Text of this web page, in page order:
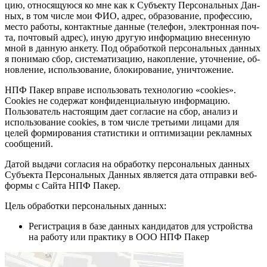
цию, от­но­ся­щу­ю­ся ко мне как к Субъ­ек­ту Пер­со­наль­ных Дан­
ных, в том чис­ле мои ФИО, ад­рес, об­ра­зо­ва­ние, про­фес­сию,
мес­то ра­бо­ты, кон­такт­ные дан­ные (те­ле­фон, элек­трон­ная поч­
та, поч­то­вый ад­рес), иную дру­гую ин­фор­ма­цию внесенную
мной в данную анкету. Под об­ра­бот­кой пер­со­наль­ных дан­ных
я по­ни­маю сбор, сис­те­ма­ти­за­цию, на­коп­ле­ние, уточ­не­ние, об­
нов­ле­ние, ис­поль­зо­ва­ние, бло­ки­ро­ва­ние, унич­то­же­ние.
НПФ Па­кер вправе использовать технологию «cookies».
Cookies не содержат конфиденциальную информацию.
Пользователь настоящим дает согласие на сбор, анализ и
использование cookies, в том числе третьими лицами для
целей формирования статистики и оптимизации рекламных
сообщений.
Да­той вы­да­чи со­гла­сия на об­ра­бот­ку пер­со­наль­ных дан­ных
Субъ­ек­та Пер­со­наль­ных Дан­ных яв­ля­ет­ся да­та от­прав­ки веб-
фор­мы с Сай­та НПФ Па­кер.
Цель обработки персональных данных:
Регистрация в базе данных кандидатов для устройства
на работу или практику в ООО НПФ Пакер